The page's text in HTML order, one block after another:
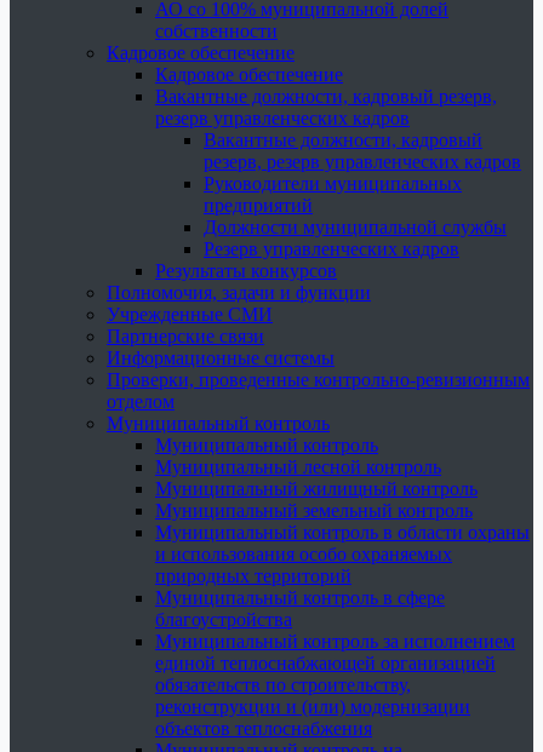
АО со 100% муниципальной долей
собственности
Кадровое обеспечение
Кадровое обеспечение
Вакантные должности, кадровый резерв,
резерв управленческих кадров
Вакантные должности, кадровый
резерв, резерв управленческих кадров
Руководители муниципальных
предприятий
Должности муниципальной службы
Резерв управленческих кадров
Результаты конкурсов
Полномочия, задачи и функции
Учрежденные СМИ
Партнерские связи
Информационные системы
Проверки, проведенные контрольно-ревизионным
отделом
Муниципальный контроль
Муниципальный контроль
Муниципальный лесной контроль
Муниципальный жилищный контроль
Муниципальный земельный контроль
Муниципальный контроль в области охраны
и использования особо охраняемых
природных территорий
Муниципальный контроль в сфере
благоустройства
Муниципальный контроль за исполнением
единой теплоснабжающей организацией
обязательств по строительству,
реконструкции и (или) модернизации
объектов теплоснабжения